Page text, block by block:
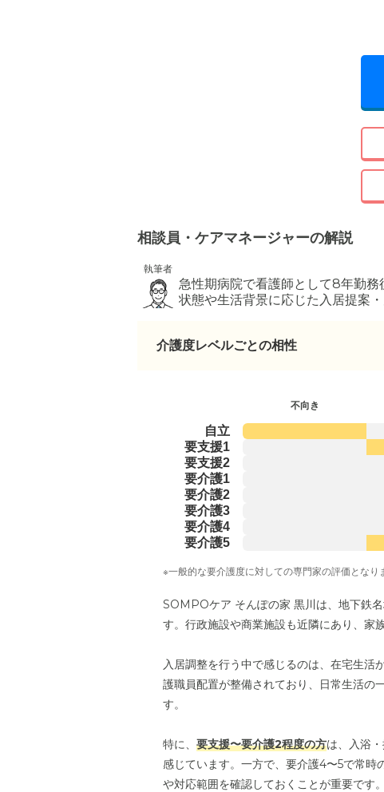
相談員・ケアマネージャーの解説
執筆者
急性期病院で看護師として8年勤務
状態や生活背景に応じた入居提案
介護度レベルごとの相性
不向き
自立
要支援1
要支援2
要介護1
要介護2
要介護3
要介護4
要介護5
※一般的な要介護度に対しての専門家の評価となり
SOMPOケア そんぽの家 黒川は、地下鉄
す。行政施設や商業施設も近隣にあり、家
入居調整を行う中で感じるのは、在宅生活
護職員配置が整備されており、日常生活の
す。
特に、 要支援〜要介護2程度の方は、入浴
感じています。一方で、要介護4〜5で常
や対応範囲を確認しておくことが重要です。